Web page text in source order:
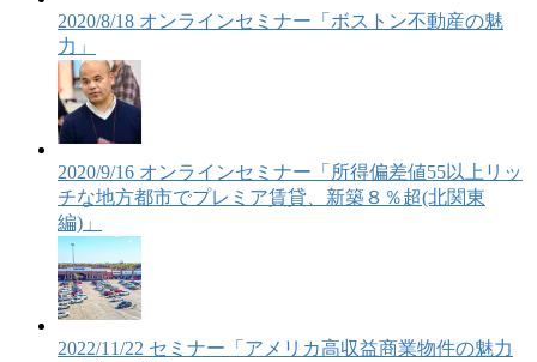
2020/8/18 オンラインセミナー「ボストン不動産の魅
力」
2020/9/16 オンラインセミナー「所得偏差値55以上リッ
チな地方都市でプレミア賃貸、新築８％超(北関東
編)」
2022/11/22 セミナー「アメリカ高収益商業物件の魅力